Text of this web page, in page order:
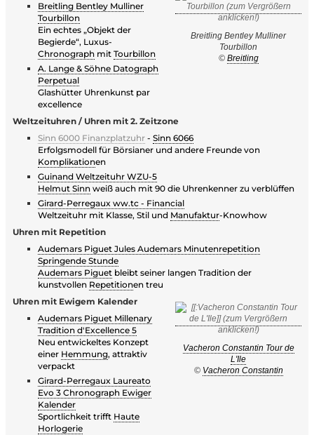
Breitling Bentley Mulliner
Tourbillon
© Breitling
Breitling Bentley Mulliner
Tourbillon
Ein echtes „Objekt der
Begierde“, Luxus-
Chronograph mit Tourbillon
A. Lange & Söhne Datograph
Perpetual
Glashütter Uhrenkunst par
excellence
Weltzeituhren / Uhren mit 2. Zeitzone
Sinn 6000 Finanzplatzuhr - Sinn 6066
Erfolgsmodell für Börsianer und andere Freunde von
Komplikationen
Guinand Weltzeituhr WZU-5
Helmut Sinn weiß auch mit 90 die Uhrenkenner zu verblüffen
Girard-Perregaux ww.tc - Financial
Weltzeituhr mit Klasse, Stil und Manufaktur-Knowhow
Uhren mit Repetition
Audemars Piguet Jules Audemars Minutenrepetition
Springende Stunde
Audemars Piguet bleibt seiner langen Tradition der
kunstvollen Repetitionen treu
Vacheron Constantin Tour de
L'Ile
© Vacheron Constantin
Uhren mit Ewigem Kalender
Audemars Piguet Millenary
Tradition d'Excellence 5
Neu entwickeltes Konzept
einer Hemmung, attraktiv
verpackt
Girard-Perregaux Laureato
Evo 3 Chronograph Ewiger
Kalender
Sportlichkeit trifft Haute
Horlogerie